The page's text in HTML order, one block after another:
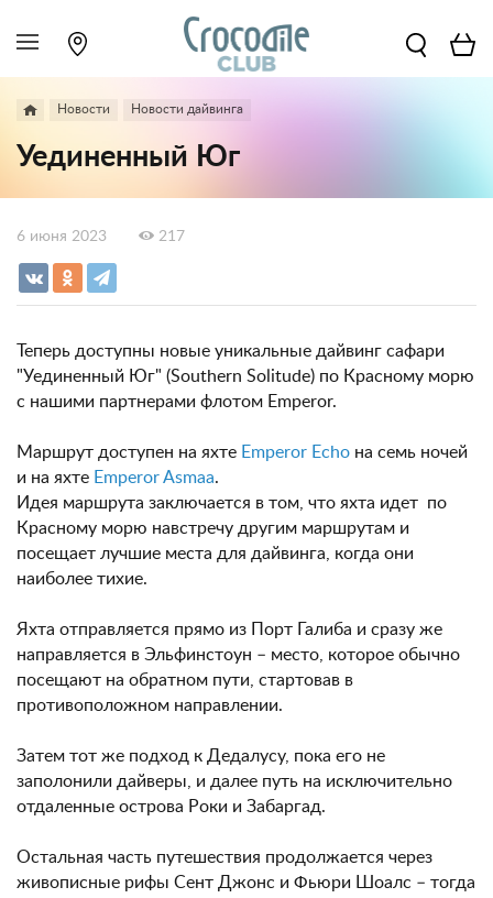
Новости Новости дайвинга
Уединенный Юг
6 июня 2023 217
Теперь доступны новые уникальные дайвинг сафари
"Уединенный Юг" (Southern Solitude) по Красному морю
с нашими партнерами флотом Emperor.
Маршрут доступен на яхте Emperor Echo на семь ночей
и на яхте Emperor Asmaa.
Идея маршрута заключается в том, что яхта идет по
Красному морю навстречу другим маршрутам и
посещает лучшие места для дайвинга, когда они
наиболее тихие.
Яхта отправляется прямо из Порт Галиба и сразу же
направляется в Эльфинстоун – место, которое обычно
посещают на обратном пути, стартовав в
противоположном направлении.
Затем тот же подход к Дедалусу, пока его не
заполонили дайверы, и далее путь на исключительно
отдаленные острова Роки и Забаргад.
Остальная часть путешествия продолжается через
живописные рифы Сент Джонс и Фьюри Шоалс – тогда